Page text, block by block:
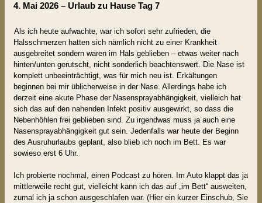
4. Mai 2026 – Urlaub zu Hause Tag 7
Als ich heute aufwachte, war ich sofort sehr zufrieden, die
Halsschmerzen hatten sich nämlich nicht zu einer Krankheit
ausgebreitet sondern waren im Hals geblieben – etwas weiter nach
hinten/unten gerutscht, nicht sonderlich beachtenswert. Die Nase ist
komplett unbeeinträchtigt, was für mich neu ist. Erkältungen
beginnen bei mir üblicherweise in der Nase. Allerdings habe ich
derzeit eine akute Phase der Nasensprayabhängigkeit, vielleich hat
sich das auf den nahenden Infekt positiv ausgewirkt, so dass die
Nebenhöhlen frei geblieben sind. Zu irgendwas muss ja auch eine
Nasensprayabhängigkeit gut sein. Jedenfalls war heute der Beginn
des Ausruhurlaubs geplant, also blieb ich noch im Bett. Es war
sowieso erst 6 Uhr.
Ich probierte nochmal, einen Podcast zu hören. Im Auto klappt das ja
mittlerweile recht gut, vielleicht kann ich das auf „im Bett“ ausweiten,
zumal ich ja schon ausgeschlafen war. (Hier ein kurzer Einschub, Sie